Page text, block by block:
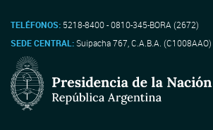
TELÉFONOS: 5218-8400 - 0810-345-BORA (2672)
SEDE CENTRAL:Suipacha 767, C.A.B.A. (C1008AAO)